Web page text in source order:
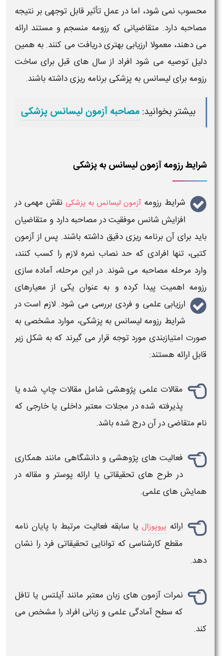
محسوب نمی شود، اما در عمل تأثیر قابل توجهی بر نتیجه
مصاحبه دارد. متقاضیانی که رزومه منسجم و مستند ارائه
می دهند، معمولا ارزیابی بهتری دریافت می کنند. به همین
دلیل توصیه می شود افراد از سال های قبل برای ساخت
رزومه برای لیسانس به پزشکی برنامه ریزی داشته باشند.
بیشتر بخوانید:مصاحبه آزمون لیسانس پزشکی
شرایط رزومه آزمون لیسانس به پزشکی
شرایط رزومه آزمون لیسانس به پزشکی نقش مهمی در
افزایش شانس موفقیت در مصاحبه دارد و متقاضیان
باید برای آن برنامه ریزی دقیق داشته باشند. پس ازآزمون
کتبی، تنها افرادی که حد نصاب نمره لازم را کسب کنند،
وارد مرحله مصاحبه می شوند. در این مرحله، آماده سازی
رزومهاهمیت پیدا کرده و به عنوان یکی از معیارهای
ارزیابی علمی و فردی بررسی می شود. لازم است در
شرایط رزومه لیسانس به پزشکی، موارد مشخصی به
صورت امتیازبندی مورد توجه قرار می گیرند که به شکل زیر
قابل ارائه هستند:
مقالات علمی پژوهشی شامل مقالات چاپ شده یا
پذیرفته شده در مجلات معتبر داخلی یا خارجی که
نام متقاضی در آن درج شده باشد.
فعالیت های پژوهشی و دانشگاهی مانند همکاری
در طرح های تحقیقاتی یا ارائه پوستر و مقاله در
همایش های علمی.
ارائه پروپوزال یا سابقه فعالیت مرتبط با پایان نامه
مقطع کارشناسی که توانایی تحقیقاتی فرد را نشان
دهد.
نمرات آزمون های زبان معتبر مانند آیلتس یا تافل
که سطح آمادگی علمی و زبانی افراد را مشخص می
کند.